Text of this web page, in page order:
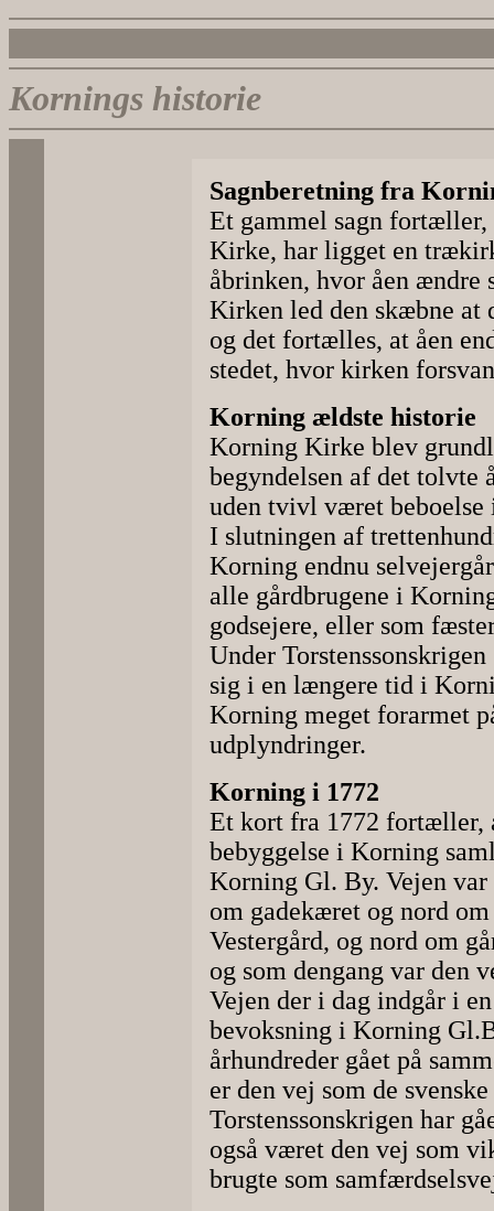
Kornings historie
Sagnberetning fra
Et gammel sagn
Kirke, har ligget en
åbrinken, hvor åen ændre
Kirken led den skæbne at
og det fortælles, at åen
stedet, hvor kirken
Korning ældste historie
Korning Kirke blev
begyndelsen af det tolvte
uden tvivl været
I slutningen af
Korning endnu
alle gårdbrugene i
godsejere, eller som
Under
sig i en længere tid i
Korning meget forarmet
udplyndringer.
Korning i 1772
Et kort fra 1772 fortæller,
bebyggelse i Korning
Korning Gl. By. Vejen
om gadekæret og nord
Vestergård, og nord om
og som dengang var den
Vejen der i dag indgår i
bevoksning i Korning
århundreder gået på
er den vej som de
Torstenssonskrigen har
også været den vej som
brugte som